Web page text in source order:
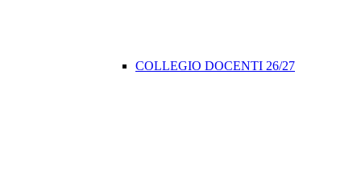
COLLEGIO DOCENTI 26/27